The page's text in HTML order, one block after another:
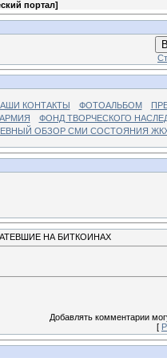
портал]
КОНТАКТЫ ФОТОАЛЬБОМ
АРМИЯ
ФОНД ТВОРЧЕСКОГО
ОБЗОР СМИ СОСТОЯНИЯ
НА БИТКОИНАХ
Добавлять комментарии
[